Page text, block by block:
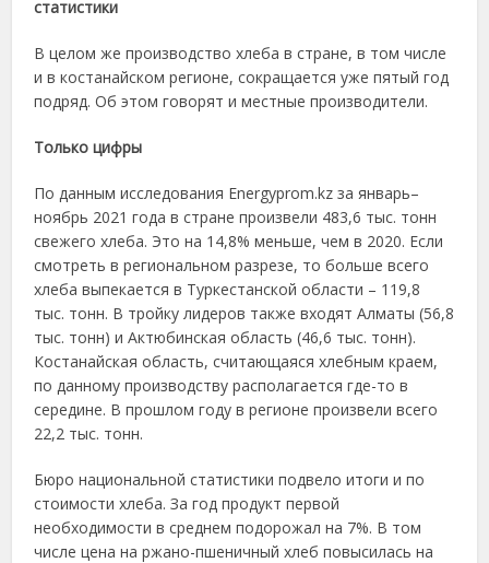
статистики
В целом же производство хлеба в стране, в том числе
и в костанайском регионе, сокращается уже пятый год
подряд. Об этом говорят и местные производители.
Только цифры
По данным исследования Energyprom.kz за январь–
ноябрь 2021 года в стране произвели 483,6 тыс. тонн
свежего хлеба. Это на 14,8% меньше, чем в 2020. Если
смотреть в региональном разрезе, то больше всего
хлеба выпекается в Туркестанской области – 119,8
тыс. тонн. В тройку лидеров также входят Алматы (56,8
тыс. тонн) и Актюбинская область (46,6 тыс. тонн).
Костанайская область, считающаяся хлебным краем,
по данному производству располагается где-то в
середине. В прошлом году в регионе произвели всего
22,2 тыс. тонн.
Бюро национальной статистики подвело итоги и по
стоимости хлеба. За год продукт первой
необходимости в среднем подорожал на 7%. В том
числе цена на ржано-пшеничный хлеб повысилась на